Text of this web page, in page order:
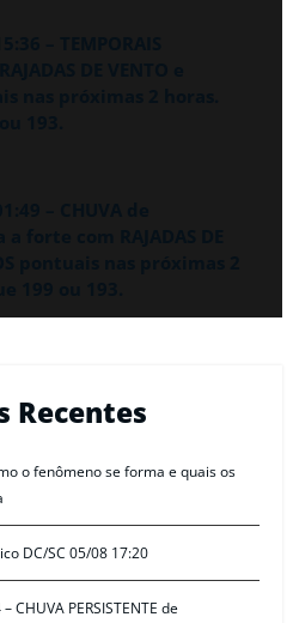
Recentes
o fenômeno se forma e quais os
DC/SC 05/08 17:20
CHUVA PERSISTENTE de